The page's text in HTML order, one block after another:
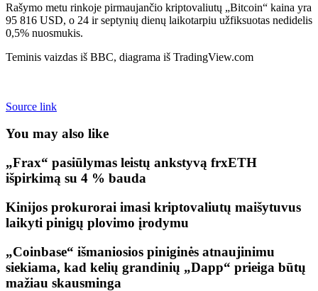
Rašymo metu rinkoje pirmaujančio kriptovaliutų „Bitcoin“ kaina yra
95 816 USD, o 24 ir septynių dienų laikotarpiu užfiksuotas nedidelis
0,5% nuosmukis.
Teminis vaizdas iš BBC, diagrama iš TradingView.com
Source link
You may also like
„Frax“ pasiūlymas leistų ankstyvą frxETH
išpirkimą su 4 % bauda
Kinijos prokurorai imasi kriptovaliutų maišytuvus
laikyti pinigų plovimo įrodymu
„Coinbase“ išmaniosios piniginės atnaujinimu
siekiama, kad kelių grandinių „Dapp“ prieiga būtų
mažiau skausminga